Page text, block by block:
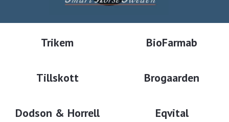
Trikem BioFarmab
Tillskott Brogaarden
Dodson & Horrell Eqvital